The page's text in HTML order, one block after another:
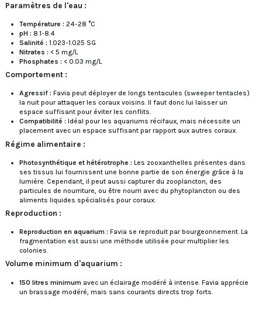
Paramètres de l'eau :
Température : 24-28 °C
pH : 8.1-8.4
Salinité : 1.023-1.025 SG
Nitrates : < 5 mg/L
Phosphates : < 0.03 mg/L
Comportement :
Agressif : Favia peut déployer de longs tentacules (sweeper tentacles)
la nuit pour attaquer les coraux voisins. Il faut donc lui laisser un
espace suffisant pour éviter les conflits.
Compatibilité : Idéal pour les aquariums récifaux, mais nécessite un
placement avec un espace suffisant par rapport aux autres coraux.
Régime alimentaire :
Photosynthétique et hétérotrophe : Les zooxanthelles présentes dans
ses tissus lui fournissent une bonne partie de son énergie grâce à la
lumière. Cependant, il peut aussi capturer du zooplancton, des
particules de nourriture, ou être nourri avec du phytoplancton ou des
aliments liquides spécialisés pour coraux.
Reproduction :
Reproduction en aquarium : Favia se reproduit par bourgeonnement. La
fragmentation est aussi une méthode utilisée pour multiplier les
colonies.
Volume minimum d'aquarium :
150 litres minimum avec un éclairage modéré à intense. Favia apprécie
un brassage modéré, mais sans courants directs trop forts.